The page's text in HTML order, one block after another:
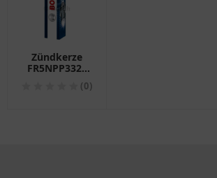
Zündkerze
FR5NPP332S
(0)